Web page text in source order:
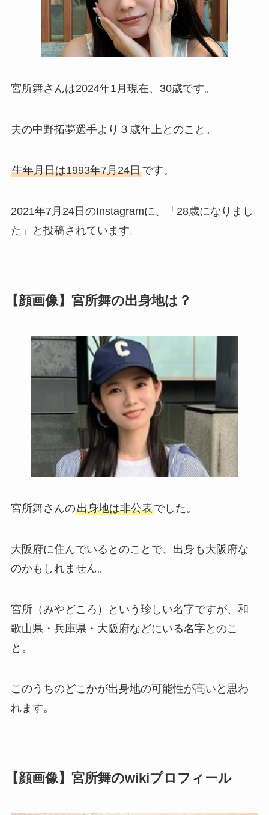
宮所舞さんは2024年1月現在、30歳です。
夫の中野拓夢選手より３歳年上とのこと。
生年月日は1993年7月24日です。
2021年7月24日のInstagramに、「28歳になりまし
た」と投稿されています。
【顔画像】宮所舞の出身地は？
宮所舞さんの出身地は非公表でした。
大阪府に住んでいるとのことで、出身も大阪府な
のかもしれません。
宮所（みやどころ）という珍しい名字ですが、和
歌山県・兵庫県・大阪府などにいる名字とのこ
と。
このうちのどこかが出身地の可能性が高いと思わ
れます。
【顔画像】宮所舞のwikiプロフィール